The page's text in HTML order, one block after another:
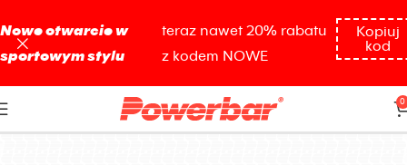
0
I love haters
Nowe otwarcie w
sportowym stylu
teraz nawet 20% rabatu
z kodem NOWE
Kopiuj
kod